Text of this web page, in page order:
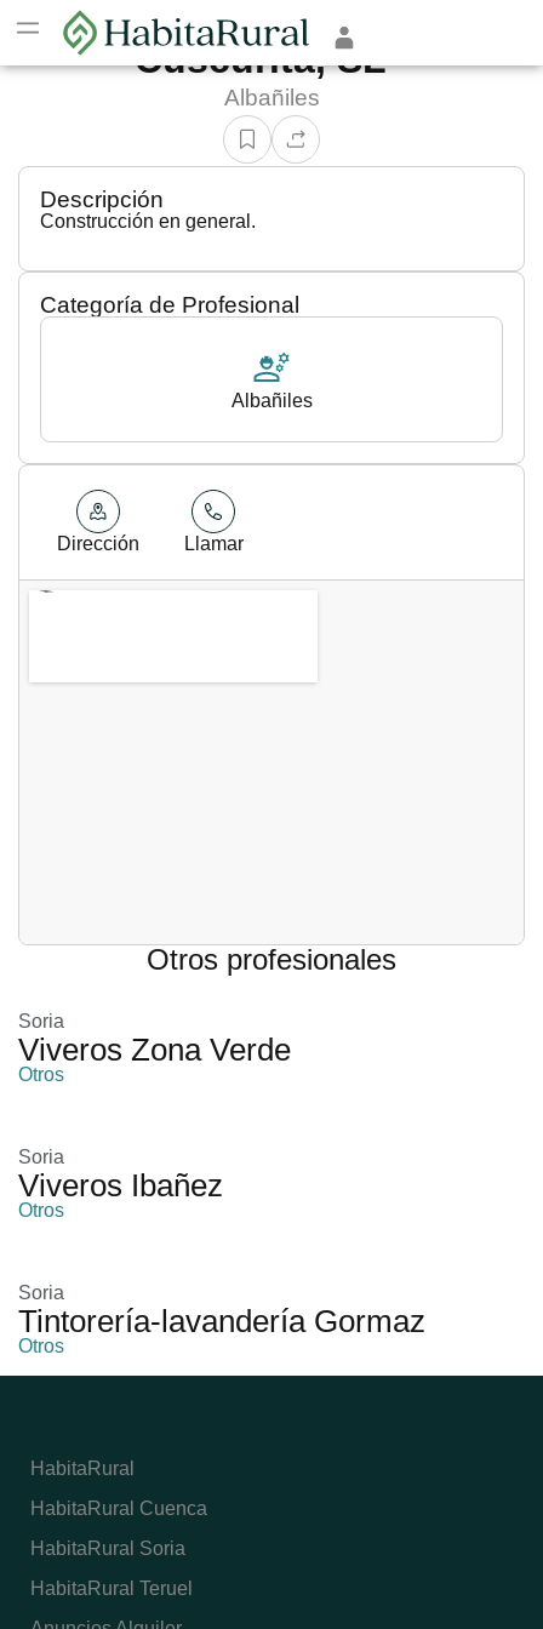
Construcciones Martín
Cuscurita, SL
Albañiles
Descripción
Construcción en general.
Categoría de Profesional
Albañiles
Dirección Llamar
Otros profesionales
Soria
Viveros Zona Verde
Otros
Soria
Viveros Ibañez
Otros
Soria
Tintorería-lavandería Gormaz
Otros
HabitaRural
HabitaRural Cuenca
HabitaRural Soria
HabitaRural Teruel